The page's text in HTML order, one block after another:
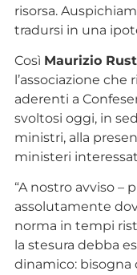
risorsa.
tradursi in una
Così Maurizio
l’associazione
aderenti a
svoltosi oggi, in
ministri, alla
ministeri
“A nostro avviso –
assolutamente
norma in tempi
la stesura debba
dinamico: bisogna